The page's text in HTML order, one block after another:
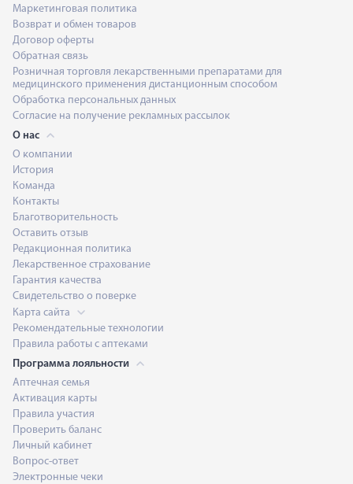
Маркетинговая политика
Возврат и обмен товаров
Договор оферты
Обратная связь
Розничная торговля лекарственными препаратами для
медицинского применения дистанционным способом
Обработка персональных данных
Согласие на получение рекламных рассылок
О нас
О компании
История
Команда
Контакты
Благотворительность
Оставить отзыв
Редакционная политика
Лекарственное страхование
Гарантия качества
Свидетельство о поверке
Карта сайта
Рекомендательные технологии
Правила работы с аптеками
Программа лояльности
Аптечная семья
Активация карты
Правила участия
Проверить баланс
Личный кабинет
Вопрос-ответ
Электронные чеки